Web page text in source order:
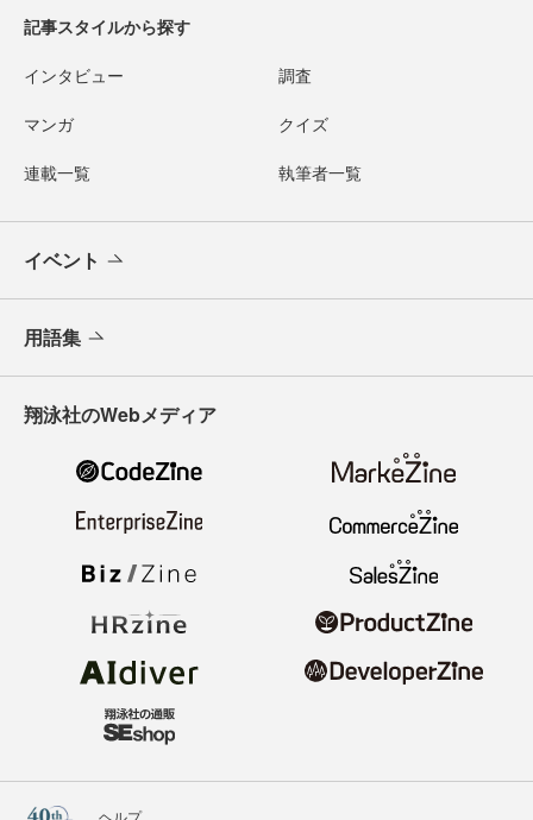
記事スタイルから探す
インタビュー 調査
マンガ クイズ
連載一覧 執筆者一覧
イベント
用語集
翔泳社のWebメディア